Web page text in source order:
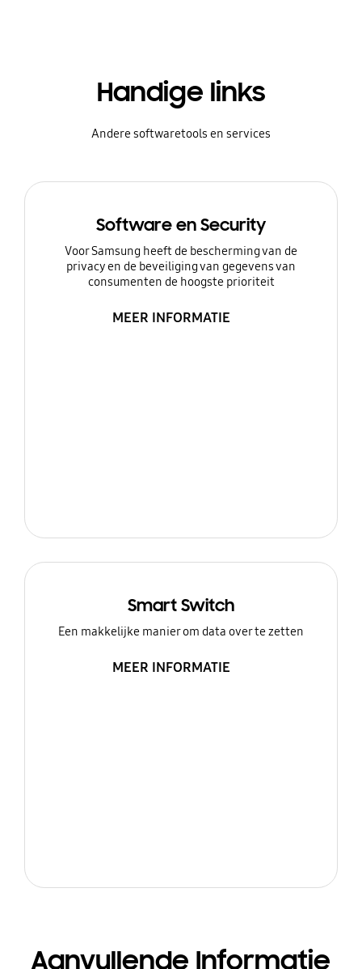
Handige links
Andere softwaretools en services
Software en Security
Voor Samsung heeft de bescherming van de
privacy en de beveiliging van gegevens van
consumenten de hoogste prioriteit
MEER INFORMATIE
Smart Switch
Een makkelijke manier om data over te zetten
MEER INFORMATIE
Aanvullende Informatie